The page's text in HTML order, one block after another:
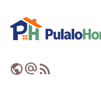
publicalternate_emailrss_feed